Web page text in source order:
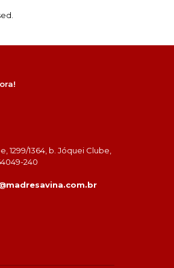
1299/1364, b. Jóquei Clube,
240